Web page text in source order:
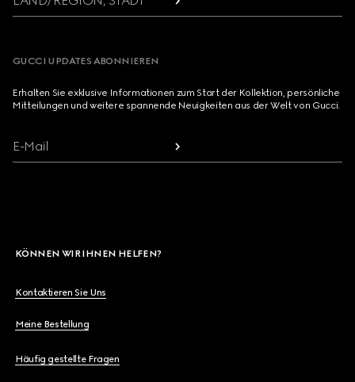
GUCCI UPDATES ABONNIEREN
Erhalten Sie exklusive Informationen zum Start der Kollektion, persönliche
Mitteilungen und weitere spannende Neuigkeiten aus der Welt von Gucci.
E-Mail
KÖNNEN WIR IHNEN HELFEN?
Kontaktieren Sie Uns
Meine Bestellung
Häufig gestellte Fragen